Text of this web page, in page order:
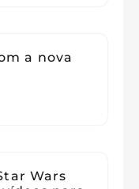
a nova
Wars